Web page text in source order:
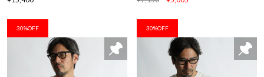
30%OFF 30%OFF